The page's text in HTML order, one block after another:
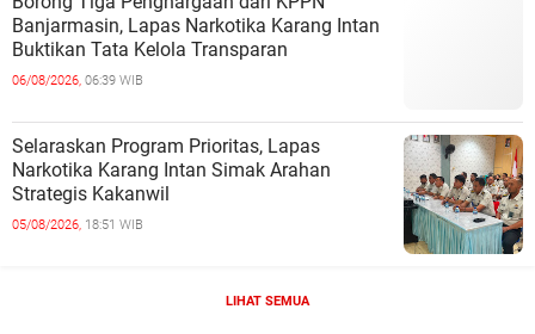
Banjarmasin, Lapas Narkotika Karang Intan
Buktikan Tata Kelola Transparan
06/08/2026, 06:39 WIB
Selaraskan Program Prioritas, Lapas
Narkotika Karang Intan Simak Arahan
Strategis Kakanwil
05/08/2026, 18:51 WIB
LIHAT SEMUA